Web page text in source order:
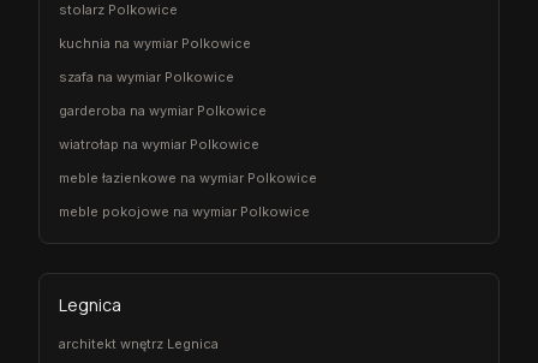
stolarz Polkowice
kuchnia na wymiar Polkowice
szafa na wymiar Polkowice
garderoba na wymiar Polkowice
wiatrołap na wymiar Polkowice
meble łazienkowe na wymiar Polkowice
meble pokojowe na wymiar Polkowice
Legnica
architekt wnętrz Legnica